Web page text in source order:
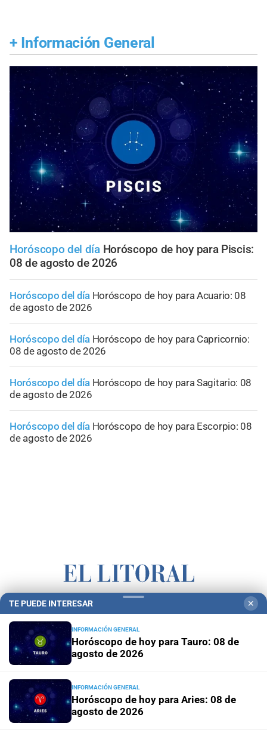
+ Información General
Horóscopo del día Horóscopo de hoy para Piscis:
08 de agosto de 2026
Horóscopo del día Horóscopo de hoy para Acuario: 08
de agosto de 2026
Horóscopo del día Horóscopo de hoy para Capricornio:
08 de agosto de 2026
Horóscopo del día Horóscopo de hoy para Sagitario: 08
de agosto de 2026
Horóscopo del día Horóscopo de hoy para Escorpio: 08
de agosto de 2026
CYD Litoral
Podcasts
Mirador Provincial VivíMejor SF
Notife Educacion SF
TE PUEDE INTERESAR ✕
INFORMACIÓN GENERAL
Horóscopo de hoy para Tauro: 08 de
agosto de 2026
INFORMACIÓN GENERAL
Horóscopo de hoy para Aries: 08 de
agosto de 2026